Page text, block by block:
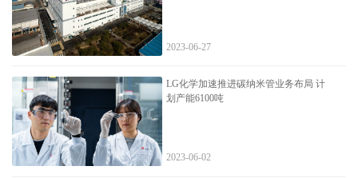
2023-06-27
LG化学加速推进碳纳米管业务布局 计
划产能6100吨
2023-06-02